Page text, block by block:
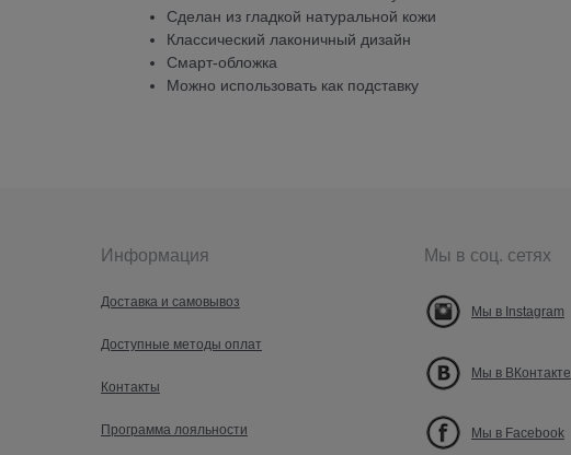
Сделан из гладкой натуральной кожи
Классический лаконичный дизайн
Смарт-обложка
Можно использовать как подставку
Информация
Доставка и самовывоз
Доступные методы оплат
Контакты
Программа лояльности
Мы в соц. сетях
Мы в Instagram
Мы в ВКонтакте
Мы в Facebook